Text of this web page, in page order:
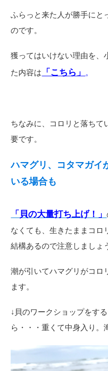
ふらっと来た人が勝手にと
のです。
獲ってはいけない理由を、
た内容は 「こちら」 。
ちなみに、コロリと落ちて
要です。
ハマグリ、コタマガイ
いる場合も
「貝の大量打ち上げ！」
なくても、生きたままコロ
結構あるので注意しましょ
潮が引いてハマグリがコロ
ます。
↓貝のワークショップをす
ら・・・重くて中身入り。